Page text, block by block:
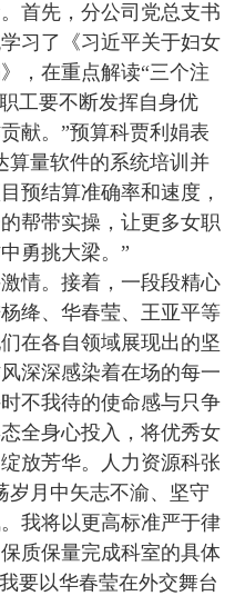
首先，分公司党总支书
习了《习近平关于妇女
，在重点解读“三个注
工要不断发挥自身优
献。”预算科贾利娟表
算量软件的系统培训并
预结算准确率和速度，
帮带实操，让更多女职
勇挑大梁。”
。接着，一段段精心
绛、华春莹、王亚平等
在各自领域展现出的坚
深深感染着在场的每一
不我待的使命感与只争
全身心投入，将优秀女
放芳华。人力资源科张
岁月中矢志不渝、坚守
我将以更高标准严于律
质保量完成科室的具体
要以华春莹在外交舞台